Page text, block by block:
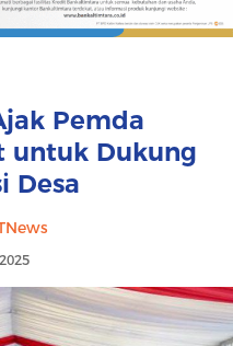
Pemda
untuk Dukung
Desa